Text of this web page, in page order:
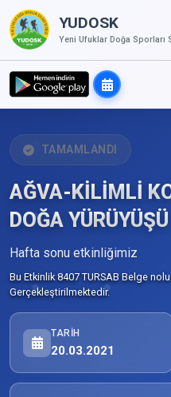
YUDOSK
Yeni Ufuklar Doğa Sporları
TAMAMLANDI
AĞVA-KİLİMLİ
DOĞA YÜRÜYÜŞÜ
Hafta sonu etkinliğimiz
Bu Etkinlik 8407 TURSAB Belge
Gerçekleştirilmektedir.
TARIH
20.03.2021